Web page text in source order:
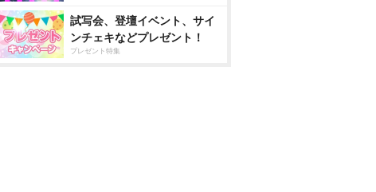
試写会、登壇イベント、サイ
ンチェキなどプレゼント！
プレゼント特集